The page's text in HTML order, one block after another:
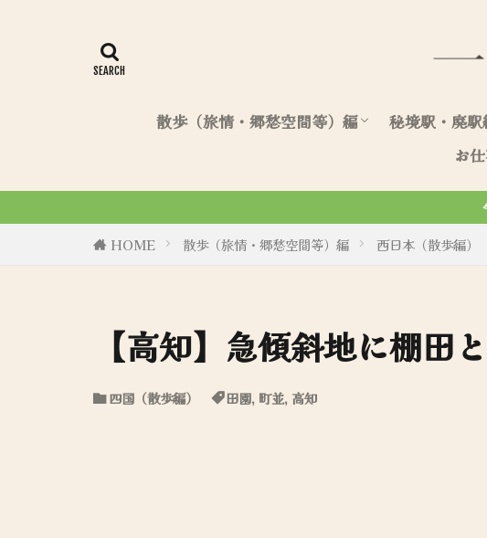
散歩（旅情・郷愁空間等）編 秘境駅・廃駅
北海道（駅
東日本（駅
西日本（駅
お
令和6年8月27日、初商業誌「一人
HOME 散歩（旅情・郷愁空間等）編 西日本（散歩編）
【高知】急傾斜地に棚田
四国（散歩編） 田園, 町並, 高知